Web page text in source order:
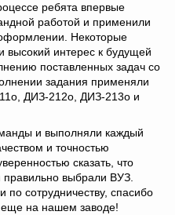
ребята впервые
работой и применили
Некоторые
высокий интерес к будущей
поставленных задач со
задания применяли
ДИЗ-212о, ДИЗ-213о и
и выполняли каждый
и точностью
сказать, что
правильно выбрали ВУЗ.
сотрудничеству, спасибо
еще на нашем заводе!